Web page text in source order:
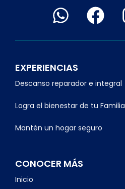
EXPERIENCIAS
Descanso reparador e integral
Logra el bienestar de tu Familia
Mantén un hogar seguro
CONOCER MÁS
Inicio